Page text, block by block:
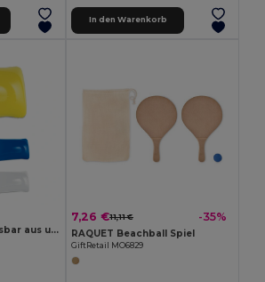
In den Warenkorb
Strandkissen aufblasbar aus undurchsichtigem PVC
7,26 €11,11 € -35%
RAQUET Beachball Spiel
GiftRetail MO6829